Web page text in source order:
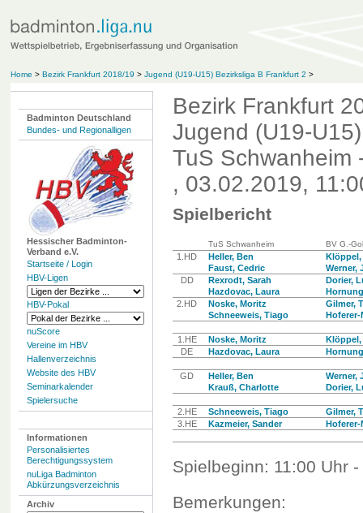
Home > Bezirk Frankfurt 2018/19 > Jugend (U19-U15) Bezirksliga B Frankfurt 2 >
Badminton Deutschland
Bundes- und Regionalligen
Hessischer Badminton-
Verband e.V.
Startseite / Login
HBV-Ligen
HBV-Pokal
nuScore
Vereine im HBV
Hallenverzeichnis
Website des HBV
Seminarkalender
Spielersuche
Informationen
Personalisiertes
Berechtigungssystem
nuLiga Badminton
Abkürzungsverzeichnis
Archiv
Bezirk Frankfurt
Jugend (U19-
TuS Schwanheim
, 03.02.2019,
Spielbericht
TuS Schwanheim BV G.-
1.HD
Heller, Ben
Faust, Cedric
Klöppel,
Werner,
DD
Rexrodt, Sarah
Hazdovac, Laura
Dorier,
2.HD
Noske, Moritz
Schneeweis, Tiago
Gilmer,
Hoferer-
1.HE Noske, Moritz
Klöppel,
DE
Hazdovac, Laura
GD
Heller, Ben
Krauß, Charlotte
Werner,
Dorier,
2.HE Schneeweis, Tiago
Gilmer,
3.HE
Kazmeier, Sander Hoferer-
Spielbeginn: 11:00 Uhr
Bemerkungen: